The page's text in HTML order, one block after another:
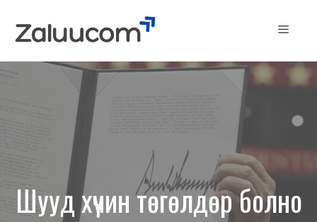
Menu
Шууд хүчин төгөлдөр болно